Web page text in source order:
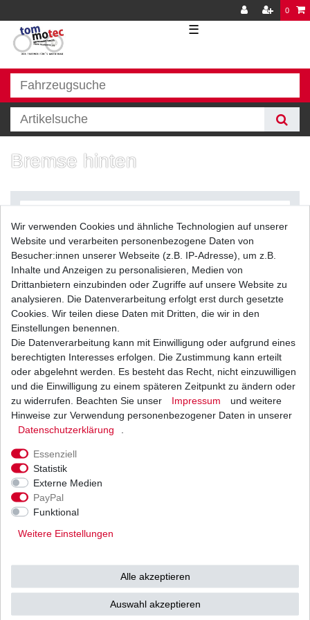
0
☰
Bremse hinten
Filter
Bremsbeläge FA 104 FA104 Bremsklötze
Yamaha verschiedene Variationen
UVP 28,00 € ab 18,90 € *
1 Satz | 18,90 € / Satz
inkl. ges. MwSt. zzgl.
Versand
Ab einem Warenwert von
500 Euro versenden wir
53783 Eitorf (
unbedingt Termin
Wir verwenden Cookies und ähnliche Technologien auf unserer
Website und verarbeiten personenbezogene Daten von
Besucher:innen unserer Webseite (z.B. IP-Adresse), um z.B.
Inhalte und Anzeigen zu personalisieren, Medien von
Drittanbietern einzubinden oder Zugriffe auf unsere Website zu
analysieren. Die Datenverarbeitung erfolgt erst durch gesetzte
Cookies. Wir teilen diese Daten mit Dritten, die wir in den
Einstellungen benennen.
Die Datenverarbeitung kann mit Einwilligung oder aufgrund eines
berechtigten Interesses erfolgen. Die Zustimmung kann erteilt
oder abgelehnt werden. Es besteht das Recht, nicht einzuwilligen
und die Einwilligung zu einem späteren Zeitpunkt zu ändern oder
zu widerrufen. Beachten Sie unser
Impressum
und weitere
Hinweise zur Verwendung personenbezogener Daten in unserer
Daten­schutz­erklärung
Essenziell
Statistik
Externe Medien
PayPal
Funktional
Weitere Einstellungen
Alle akzeptieren
Auswahl akzeptieren